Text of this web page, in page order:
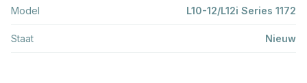
Model L10-12/L12i Series 1172
Staat Nieuw